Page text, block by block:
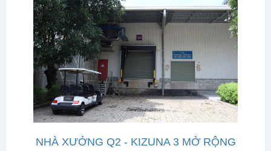
NHÀ XƯỞNG Q2 - KIZUNA 3 MỞ RỘNG